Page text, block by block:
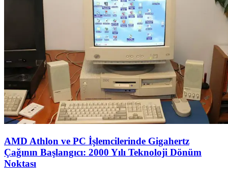
AMD Athlon ve PC İşlemcilerinde Gigahertz
Çağının Başlangıcı: 2000 Yılı Teknoloji Dönüm
Noktası